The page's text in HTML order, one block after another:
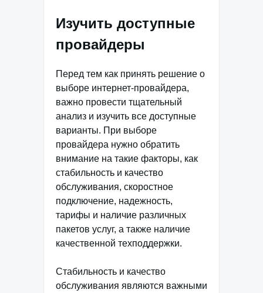
Изучить доступные
провайдеры
Перед тем как принять решение о
выборе интернет-провайдера,
важно провести тщательный
анализ и изучить все доступные
варианты. При выборе
провайдера нужно обратить
внимание на такие факторы, как
стабильность и качество
обслуживания, скоростное
подключение, надежность,
тарифы и наличие различных
пакетов услуг, а также наличие
качественной техподдержки.
Стабильность и качество
обслуживания являются важными